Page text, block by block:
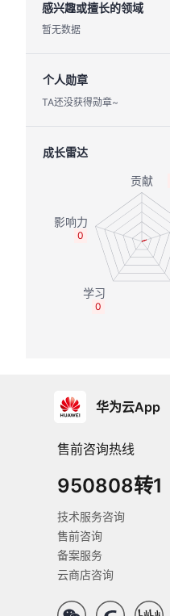
感兴趣或擅长的领域
暂无数据
个人勋章
TA还没获得勋章~
成长雷达
0
0
华为云App
售前咨询热线
950808转1
技术服务咨询
售前咨询
备案服务
云商店咨询